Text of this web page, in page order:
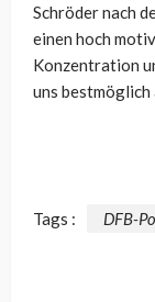
Schröder nach
einen hoch
Konzentration
uns
Tags : DFB-